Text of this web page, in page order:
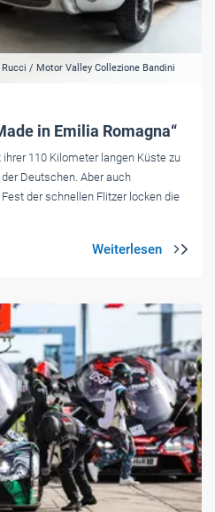
/ Motor Valley Collezione Bandini
in Emilia Romagna“
110 Kilometer langen Küste zu
Deutschen. Aber auch
der schnellen Flitzer locken die